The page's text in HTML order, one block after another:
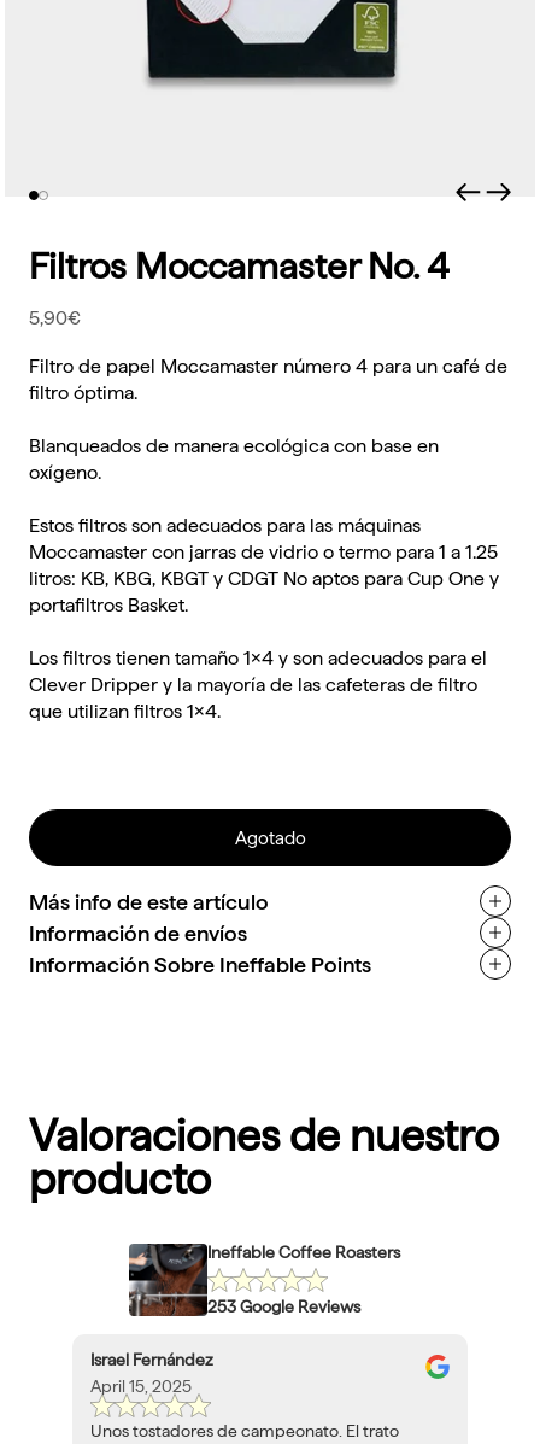
Ir al artículo 1
Ir al artículo 2 Anterior
Filtros Moccamaster No. 4
Precio de oferta
5,90€
Filtro de papel Moccamaster número 4 para un café de
filtro óptima.
Blanqueados de manera ecológica con base en
oxígeno.
Estos filtros son adecuados para las máquinas
Moccamaster con jarras de vidrio o termo para 1 a 1.25
litros: KB, KBG, KBGT y CDGT No aptos para Cup One y
portafiltros Basket.
Los filtros tienen tamaño 1x4 y son adecuados para el
Clever Dripper y la mayoría de las cafeteras de filtro
que utilizan filtros 1x4.
Agotado
Más info de este artículo
Información de envíos
Información Sobre Ineffable Points
Valoraciones de nuestro
producto
Ineffable Coffee Roasters
253 Google Reviews
Israel Fernández
April 15, 2025
Unos tostadores de campeonato. El trato